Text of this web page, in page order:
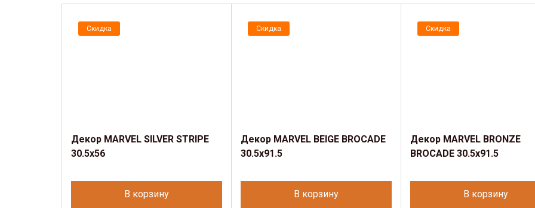
Скидка
Декор MARVEL SILVER STRIPE
30.5x56
В корзину
Скидка
Декор MARVEL BEIGE BROCADE
30.5x91.5
В корзину
Скидка
Декор MARVEL BRONZE
BROCADE 30.5x91.5
В корзину